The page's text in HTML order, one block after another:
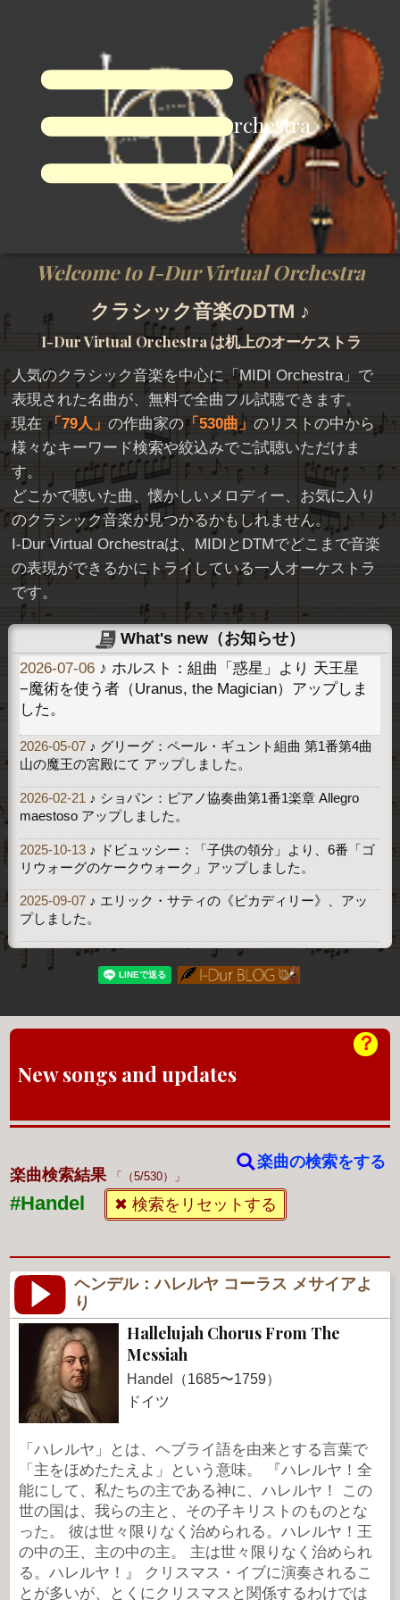
I-Dur Virtual Orchestra
Welcome to I-Dur Virtual Orchestra
クラシック音楽のDTM ♪
I-Dur Virtual Orchestra は机上のオーケストラ
人気のクラシック音楽を中心に「MIDI Orchestra」で
表現された名曲が、無料で全曲フル試聴できます。
現在
79人 の作曲家の 530曲
のリストの中から
様々なキーワード検索や絞込みでご試聴いただけま
す。
どこかで聴いた曲、懐かしいメロディー、お気に入り
のクラシック音楽が見つかるかもしれません。
I-Dur Virtual Orchestraは、MIDIとDTMでどこまで音楽
の表現ができるかにトライしている一人オーケストラ
です。
What's new（お知らせ）
2026-07-06 ♪ ホルスト：組曲「惑星」より 天王星
−魔術を使う者（Uranus, the Magician）アップしま
した。
2026-05-07 ♪ グリーグ：ペール・ギュント組曲 第1番第4曲
山の魔王の宮殿にて アップしました。
2026-02-21 ♪ ショパン：ピアノ協奏曲第1番1楽章 Allegro
maestoso アップしました。
2025-10-13 ♪ ドビュッシー：「子供の領分」より、6番「ゴ
リウォーグのケークウォーク」アップしました。
2025-09-07 ♪ エリック・サティの《ピカディリー》、アッ
プしました。
New songs and updates
？
楽曲の検索をする
楽曲検索結果 （5/530）
#Handel ✖ 検索をリセットする
ヘンデル：ハレルヤ コーラス メサイアよ
り
Hallelujah Chorus From The
Messiah
Handel（1685〜1759）
ドイツ
「ハレルヤ」とは、ヘブライ語を由来とする言葉で
「主をほめたたえよ」という意味。 『ハレルヤ！全
能にして、私たちの主である神に、ハレルヤ！ この
世の国は、我らの主と、その子キリストのものとな
った。 彼は世々限りなく治められる。ハレルヤ！王
の中の王、主の中の主。 主は世々限りなく治められ
る。ハレルヤ！』 クリスマス・イブに演奏されるこ
とが多いが、とくにクリスマスと関係するわけでは